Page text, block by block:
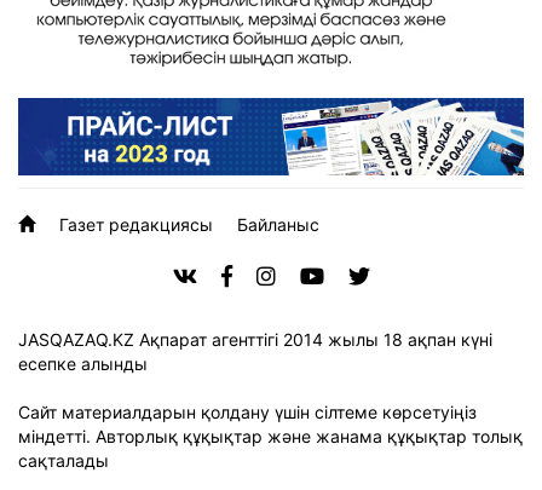
Газет редакциясы Байланыс
JASQAZAQ.KZ Ақпарат агенттігі 2014 жылы 18 ақпан күні
есепке алынды
Сайт материалдарын қолдану үшін сілтеме көрсетуіңіз
міндетті. Авторлық құқықтар және жанама құқықтар толық
сақталады